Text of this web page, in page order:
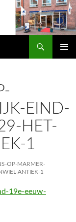
EIND-
HET-
1
OP-MARMER-
ANTIEK-1